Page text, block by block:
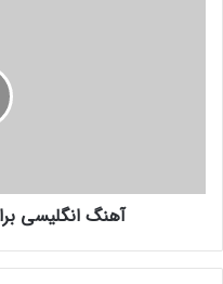
آهنگ انگلیسی